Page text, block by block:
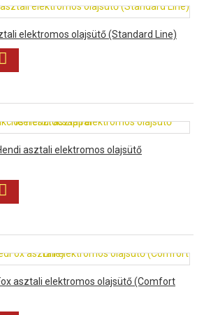
elektromos olajsütő (Standard Line)
asztali elektromos olajsütő
asztali elektromos olajsütő (Comfort